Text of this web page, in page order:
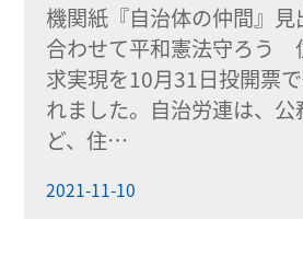
機関紙『自治体の仲間』
合わせて平和憲法守ろう
求実現を10月31日投開票
れました。自治労連は、
ど、住…
2021-11-10